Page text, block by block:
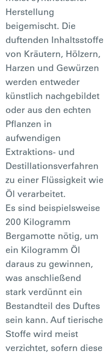
Herstellung
beigemischt. Die
duftenden Inhaltsstoffe
von Kräutern, Hölzern,
Harzen und Gewürzen
werden entweder
künstlich nachgebildet
oder aus den echten
Pflanzen in
aufwendigen
Extraktions- und
Destillationsverfahren
zu einer Flüssigkeit wie
Öl verarbeitet.
Es sind beispielsweise
200 Kilogramm
Bergamotte nötig, um
ein Kilogramm Öl
daraus zu gewinnen,
was anschließend
stark verdünnt ein
Bestandteil des Duftes
sein kann. Auf tierische
Stoffe wird meist
verzichtet, sofern diese